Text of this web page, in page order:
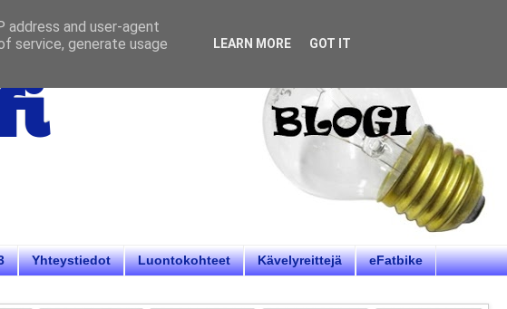
Yhteystiedot Luontokohteet Kävelyreittejä eFatbike
address and user-agent
service, generate usage
LEARN MORE GOT IT